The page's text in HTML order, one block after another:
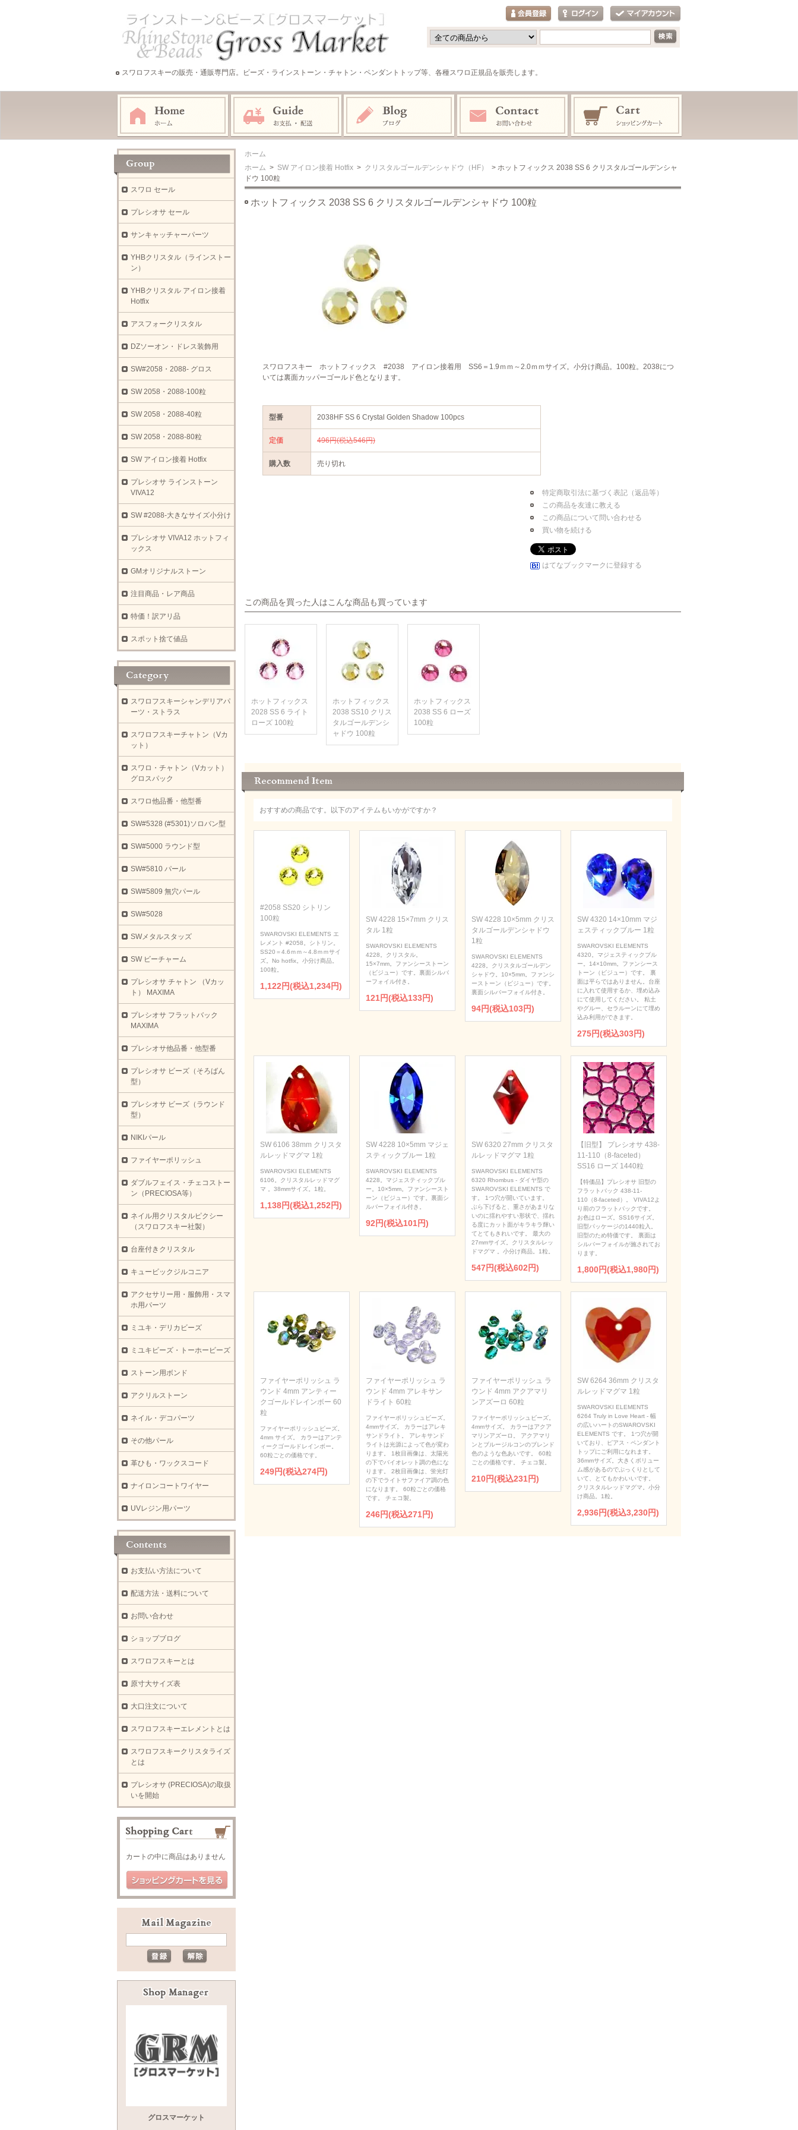
スワロフスキーの販売・通販専門店。ビーズ・ラインストーン・チャトン・ペンダントトップ等、各種スワロ正規品を販売します。
ホーム
ホーム > SW アイロン接着 Hotfix > クリスタルゴールデンシャドウ（HF）
> ホットフィックス 2038 SS 6 クリスタルゴールデンシャ
ドウ 100粒
ホットフィックス 2038 SS 6 クリスタルゴールデンシャドウ 100粒
スワロフスキー ホットフィックス #2038 アイロン接着用 SS6＝1.9ｍｍ～2.0ｍｍサイズ。小分け商品。100粒。2038につ
いては裏面カッパーゴールド色となります。
型番 2038HF SS 6 Crystal Golden Shadow 100pcs
定価 496円(税込546円)
購入数 売り切れ
特定商取引法に基づく表記（返品等）
この商品を友達に教える
この商品について問い合わせる
買い物を続ける
はてなブックマークに登録する
この商品を買った人はこんな商品も買っています
ホットフィックス
2028 SS 6 ライト
ローズ 100粒
ホットフィックス
2038 SS10 クリス
タルゴールデンシ
ャドウ 100粒
ホットフィックス
2038 SS 6 ローズ
100粒
おすすめの商品です。以下のアイテムもいかがですか？
#2058 SS20 シトリン
100粒
SWAROVSKI ELEMENTS エ
レメント #2058。シトリン。
SS20＝4.6ｍｍ～4.8ｍｍサイ
ズ。No hotfix。小分け商品。
100粒。
1,122円(税込1,234円)
SW 4228 15×7mm クリス
タル 1粒
SWAROVSKI ELEMENTS
4228。クリスタル。
15×7mm。ファンシーストーン
（ビジュー）です。裏面シルバ
ーフォイル付き。
121円(税込133円)
SW 4228 10×5mm クリス
タルゴールデンシャドウ
1粒
SWAROVSKI ELEMENTS
4228。クリスタルゴールデン
シャドウ。10×5mm。ファンシ
ーストーン（ビジュー）です。
裏面シルバーフォイル付き。
94円(税込103円)
SW 4320 14×10mm マジ
ェスティックブルー 1粒
SWAROVSKI ELEMENTS
4320。マジェスティックブル
ー。14×10mm。ファンシース
トーン（ビジュー）です。 裏
面は平らではありません。台座
に入れて使用するか、埋め込み
にて使用してください。 粘土
やグルー、セラルーンにて埋め
込み利用ができます。
275円(税込303円)
SW 6106 38mm クリスタ
ルレッドマグマ 1粒
SWAROVSKI ELEMENTS
6106。クリスタルレッドマグ
マ 。38mmサイズ。1粒。
1,138円(税込1,252円)
SW 4228 10×5mm マジェ
スティックブルー 1粒
SWAROVSKI ELEMENTS
4228。マジェスティックブル
ー。10×5mm。ファンシースト
ーン（ビジュー）です。裏面シ
ルバーフォイル付き。
92円(税込101円)
SW 6320 27mm クリスタ
ルレッドマグマ 1粒
SWAROVSKI ELEMENTS
6320 Rhombus - ダイヤ型の
SWAROVSKI ELEMENTS で
す。 1つ穴が開いています。
ぶら下げると、重さがあまりな
いのに揺れやすい形状で、揺れ
る度にカット面がキラキラ輝い
てとてもきれいです。 最大の
27mmサイズ。クリスタルレッ
ドマグマ 。小分け商品。1粒。
547円(税込602円)
【旧型】 プレシオサ 438-
11-110（8-faceted）
SS16 ローズ 1440粒
【特価品】プレシオサ 旧型の
フラットバック 438-11-
110（8-faceted）。 VIVA12よ
り前のフラットバックです。
お色はローズ。SS16サイズ。
旧型パッケージの1440粒入。
旧型のため特価です。 裏面は
シルバーフォイルが施されてお
ります。
1,800円(税込1,980円)
ファイヤーポリッシュ ラ
ウンド 4mm アンティー
クゴールドレインボー 60
粒
ファイヤーポリッシュビーズ。
4mm サイズ。 カラーはアンテ
ィークゴールドレインボー。
60粒ごとの価格です。
249円(税込274円)
ファイヤーポリッシュ ラ
ウンド 4mm アレキサン
ドライト 60粒
ファイヤーポリッシュビーズ。
4mmサイズ。 カラーはアレキ
サンドライト。 アレキサンド
ライトは光源によって色が変わ
ります。 1枚目画像は、太陽光
の下でバイオレット調の色にな
ります。 2枚目画像は、蛍光灯
の下でライトサファイア調の色
になります。 60粒ごとの価格
です。 チェコ製。
246円(税込271円)
ファイヤーポリッシュ ラ
ウンド 4mm アクアマリ
ンアズーロ 60粒
ファイヤーポリッシュビーズ。
4mmサイズ。 カラーはアクア
マリンアズーロ。 アクアマリ
ンとブルージルコンのブレンド
色のような色あいです。 60粒
ごとの価格です。 チェコ製。
210円(税込231円)
SW 6264 36mm クリスタ
ルレッドマグマ 1粒
SWAROVSKI ELEMENTS
6264 Truly in Love Heart - 幅
の広いハートのSWAROVSKI
ELEMENTS です。 1つ穴が開
いており、ピアス・ペンダント
トップにご利用になれます。
36mmサイズ。大きくボリュー
ム感があるのでぷっくりとして
いて、とてもかわいいです。
クリスタルレッドマグマ。小分
け商品。1粒。
2,936円(税込3,230円)
スワロ セール
プレシオサ セール
サンキャッチャーパーツ
YHBクリスタル（ラインストー
ン）
YHBクリスタル アイロン接着
Hotfix
アスフォークリスタル
DZソーオン・ドレス装飾用
SW#2058・2088- グロス
SW 2058・2088-100粒
SW 2058・2088-40粒
SW 2058・2088-80粒
SW アイロン接着 Hotfix
プレシオサ ラインストーン
VIVA12
SW #2088-大きなサイズ小分け
プレシオサ VIVA12 ホットフィ
ックス
GMオリジナルストーン
注目商品・レア商品
特価！訳アリ品
スポット捨て値品
スワロフスキーシャンデリアパ
ーツ・ストラス
スワロフスキーチャトン（Vカ
ット）
スワロ・チャトン（Vカット）
グロスパック
スワロ他品番・他型番
SW#5328 (#5301)ソロバン型
SW#5000 ラウンド型
SW#5810 パール
SW#5809 無穴パール
SW#5028
SWメタルスタッズ
SW ビーチャーム
プレシオサ チャトン （Vカッ
ト） MAXIMA
プレシオサ フラットバック
MAXIMA
プレシオサ他品番・他型番
プレシオサ ビーズ（そろばん
型）
プレシオサ ビーズ（ラウンド
型）
NIKIパール
ファイヤーポリッシュ
ダブルフェイス・チェコストー
ン（PRECIOSA等）
ネイル用クリスタルピクシー
（スワロフスキー社製）
台座付きクリスタル
キュービックジルコニア
アクセサリー用・服飾用・スマ
ホ用パーツ
ミユキ・デリカビーズ
ミユキビーズ・トーホービーズ
ストーン用ボンド
アクリルストーン
ネイル・デコパーツ
その他パール
革ひも・ワックスコード
ナイロンコートワイヤー
UVレジン用パーツ
お支払い方法について
配送方法・送料について
お問い合わせ
ショップブログ
スワロフスキーとは
原寸大サイズ表
大口注文について
スワロフスキーエレメントとは
スワロフスキークリスタライズ
とは
プレシオサ (PRECIOSA)の取扱
いを開始
カートの中に商品はありません
グロスマーケット